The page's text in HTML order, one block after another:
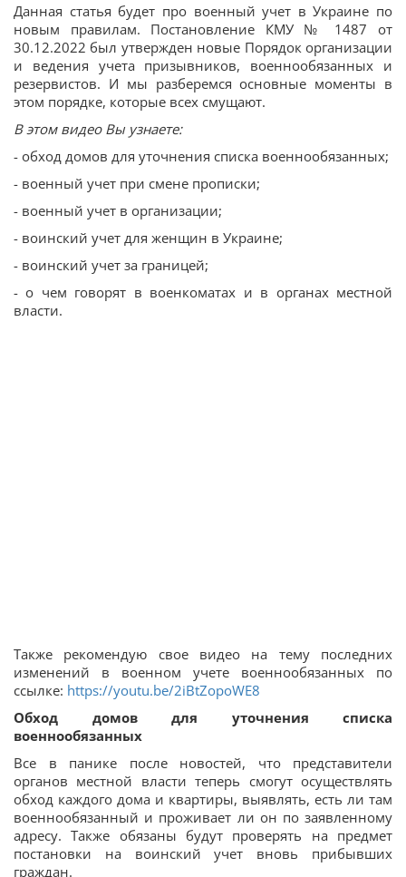
Данная статья будет про военный учет в Украине по
новым правилам. Постановление КМУ № 1487 от
30.12.2022 был утвержден новые Порядок организации
и ведения учета призывников, военнообязанных и
резервистов. И мы разберемся основные моменты в
этом порядке, которые всех смущают.
В этом видео Вы узнаете:
- обход домов для уточнения списка военнообязанных;
- военный учет при смене прописки;
- военный учет в организации;
- воинский учет для женщин в Украине;
- воинский учет за границей;
- о чем говорят в военкоматах и в органах местной
власти.
Также рекомендую свое видео на тему последних
изменений в военном учете военнообязанных по
ссылке: https://youtu.be/2iBtZopoWE8
Обход домов для уточнения списка
военнообязанных
Все в панике после новостей, что представители
органов местной власти теперь смогут осуществлять
обход каждого дома и квартиры, выявлять, есть ли там
военнообязанный и проживает ли он по заявленному
адресу. Также обязаны будут проверять на предмет
постановки на воинский учет вновь прибывших
граждан.